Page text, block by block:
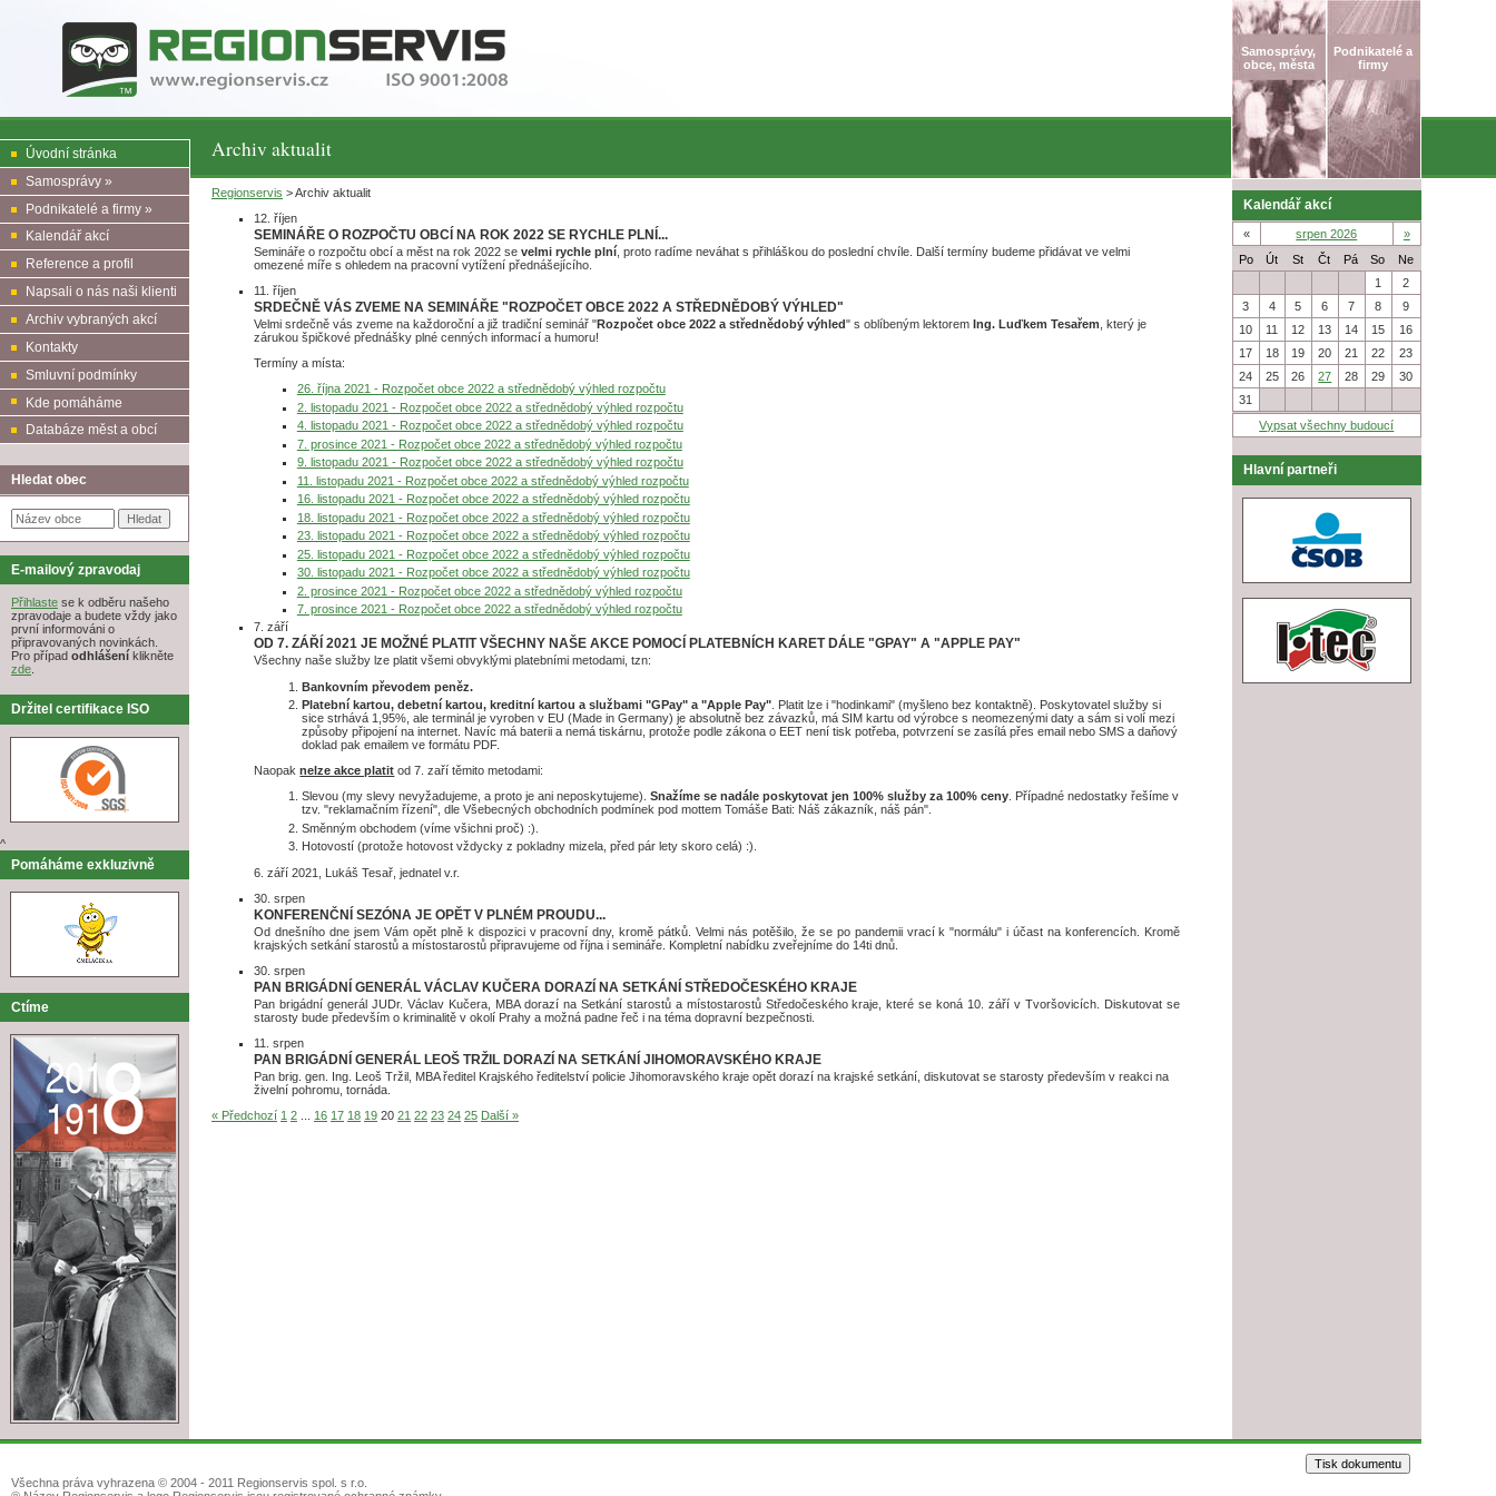
Samosprávy,
obce, města
Podnikatelé a
firmy
Archiv aktualit
Úvodní stránka
Samosprávy »
Podnikatelé a firmy »
Kalendář akcí
Reference a profil
Napsali o nás naši klienti
Archiv vybraných akcí
Kontakty
Smluvní podmínky
Kde pomáháme
Databáze měst a obcí
Hledat obec
E-mailový zpravodaj
Přihlaste se k odběru našeho
zpravodaje a budete vždy jako
první informováni o
připravovaných novinkách.
Pro případ odhlášení klikněte
zde.
Držitel certifikace ISO
^
Pomáháme exkluzivně
Ctíme
Kalendář akcí
« srpen 2026
»
Po
Út St Čt Pá So
Ne
1
2
3
4 5 6 7 8
9
10
11 12 13 14 15
16
17
18 19 20 21 22
23
24
25 26 27 28 29
30
31
Vypsat všechny budoucí
Hlavní partneři
Regionservis > Archiv aktualit
12. říjen
SEMINÁŘE O ROZPOČTU OBCÍ NA ROK 2022 SE RYCHLE PLNÍ...
Semináře o rozpočtu obcí a měst na rok 2022 sevelmi rychle plní , proto radíme neváhat s přihláškou do poslední chvíle. Další termíny budeme přidávat ve velmi
omezené míře s ohledem na pracovní vytížení přednášejícího.
11. říjen
SRDEČNĚ VÁS ZVEME NA SEMINÁŘE "ROZPOČET OBCE 2022 A STŘEDNĚDOBÝ VÝHLED"
Velmi srdečně vás zveme na každoroční a již tradiční seminář "Rozpočet obce 2022 a střednědobý výhled" s oblíbeným lektoremIng. Luďkem Tesařem , který je
zárukou špičkové přednášky plné cenných informací a humoru!
Termíny a místa:
26. října 2021 - Rozpočet obce 2022 a střednědobý výhled rozpočtu
2. listopadu 2021 - Rozpočet obce 2022 a střednědobý výhled rozpočtu
4. listopadu 2021 - Rozpočet obce 2022 a střednědobý výhled rozpočtu
7. prosince 2021 - Rozpočet obce 2022 a střednědobý výhled rozpočtu
9. listopadu 2021 - Rozpočet obce 2022 a střednědobý výhled rozpočtu
11. listopadu 2021 - Rozpočet obce 2022 a střednědobý výhled rozpočtu
16. listopadu 2021 - Rozpočet obce 2022 a střednědobý výhled rozpočtu
18. listopadu 2021 - Rozpočet obce 2022 a střednědobý výhled rozpočtu
23. listopadu 2021 - Rozpočet obce 2022 a střednědobý výhled rozpočtu
25. listopadu 2021 - Rozpočet obce 2022 a střednědobý výhled rozpočtu
30. listopadu 2021 - Rozpočet obce 2022 a střednědobý výhled rozpočtu
2. prosince 2021 - Rozpočet obce 2022 a střednědobý výhled rozpočtu
7. prosince 2021 - Rozpočet obce 2022 a střednědobý výhled rozpočtu
7. září
OD 7. ZÁŘÍ 2021 JE MOŽNÉ PLATIT VŠECHNY NAŠE AKCE POMOCÍ PLATEBNÍCH KARET DÁLE "GPAY" A "APPLE PAY"
Všechny naše služby lze platit všemi obvyklými platebními metodami, tzn:
Bankovním převodem peněz.
Platební kartou, debetní kartou, kreditní kartou a službami "GPay" a "Apple Pay". Platit lze i "hodinkami" (myšleno bez kontaktně). Poskytovatel služby si
sice strhává 1,95%, ale terminál je vyroben v EU (Made in Germany) je absolutně bez závazků, má SIM kartu od výrobce s neomezenými daty a sám si volí mezi
způsoby připojení na internet. Navíc má baterii a nemá tiskárnu, protože podle zákona o EET není tisk potřeba, potvrzení se zasílá přes email nebo SMS a daňový
doklad pak emailem ve formátu PDF.
Naopaknelze akce platit od 7. zaří těmito metodami:
Slevou (my slevy nevyžadujeme, a proto je ani neposkytujeme). Snažíme se nadále poskytovat jen 100% služby za 100% ceny. Případné nedostatky řešíme v
tzv. "reklamačním řízení", dle Všebecných obchodních podmínek pod mottem Tomáše Bati: Náš zákazník, náš pán".
Směnným obchodem (víme všichni proč) :).
Hotovostí (protože hotovost vždycky z pokladny mizela, před pár lety skoro celá) :).
6. září 2021, Lukáš Tesař, jednatel v.r.
30. srpen
KONFERENČNÍ SEZÓNA JE OPĚT V PLNÉM PROUDU...
Od dnešního dne jsem Vám opět plně k dispozici v pracovní dny, kromě pátků. Velmi nás potěšilo, že se po pandemii vrací k "normálu" i účast na konferencích. Kromě
krajských setkání starostů a místostarostů připravujeme od října i semináře. Kompletní nabídku zveřejníme do 14ti dnů.
30. srpen
PAN BRIGÁDNÍ GENERÁL VÁCLAV KUČERA DORAZÍ NA SETKÁNÍ STŘEDOČESKÉHO KRAJE
Pan brigádní generál JUDr. Václav Kučera, MBA dorazí na Setkání starostů a místostarostů Středočeského kraje, které se koná 10. září v Tvoršovicích. Diskutovat se
starosty bude především o kriminalitě v okolí Prahy a možná padne řeč i na téma dopravní bezpečnosti.
11. srpen
PAN BRIGÁDNÍ GENERÁL LEOŠ TRŽIL DORAZÍ NA SETKÁNÍ JIHOMORAVSKÉHO KRAJE
Pan brig. gen. Ing. Leoš Tržil, MBA ředitel Krajského ředitelství policie Jihomoravského kraje opět dorazí na krajské setkání, diskutovat se starosty především v reakci na
živelní pohromu, tornáda.
« Předchozí 1 2 16 17 18 19 20 21 22 23 24 25 Další »
Všechna práva vyhrazena © 2004 - 2011 Regionservis spol. s r.o.